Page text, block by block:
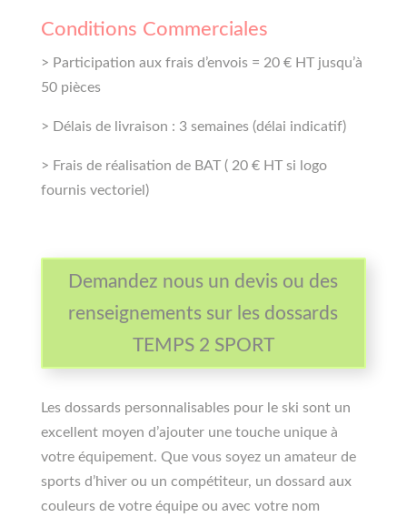
Conditions Commerciales
> Participation aux frais d’envois = 20 € HT jusqu’à
50 pièces
> Délais de livraison : 3 semaines (délai indicatif)
> Frais de réalisation de BAT ( 20 € HT si logo
fournis vectoriel)
Demandez nous un devis ou des
renseignements sur les dossards
TEMPS 2 SPORT
Les dossards personnalisables pour le ski sont un
excellent moyen d’ajouter une touche unique à
votre équipement. Que vous soyez un amateur de
sports d’hiver ou un compétiteur, un dossard aux
couleurs de votre équipe ou avec votre nom